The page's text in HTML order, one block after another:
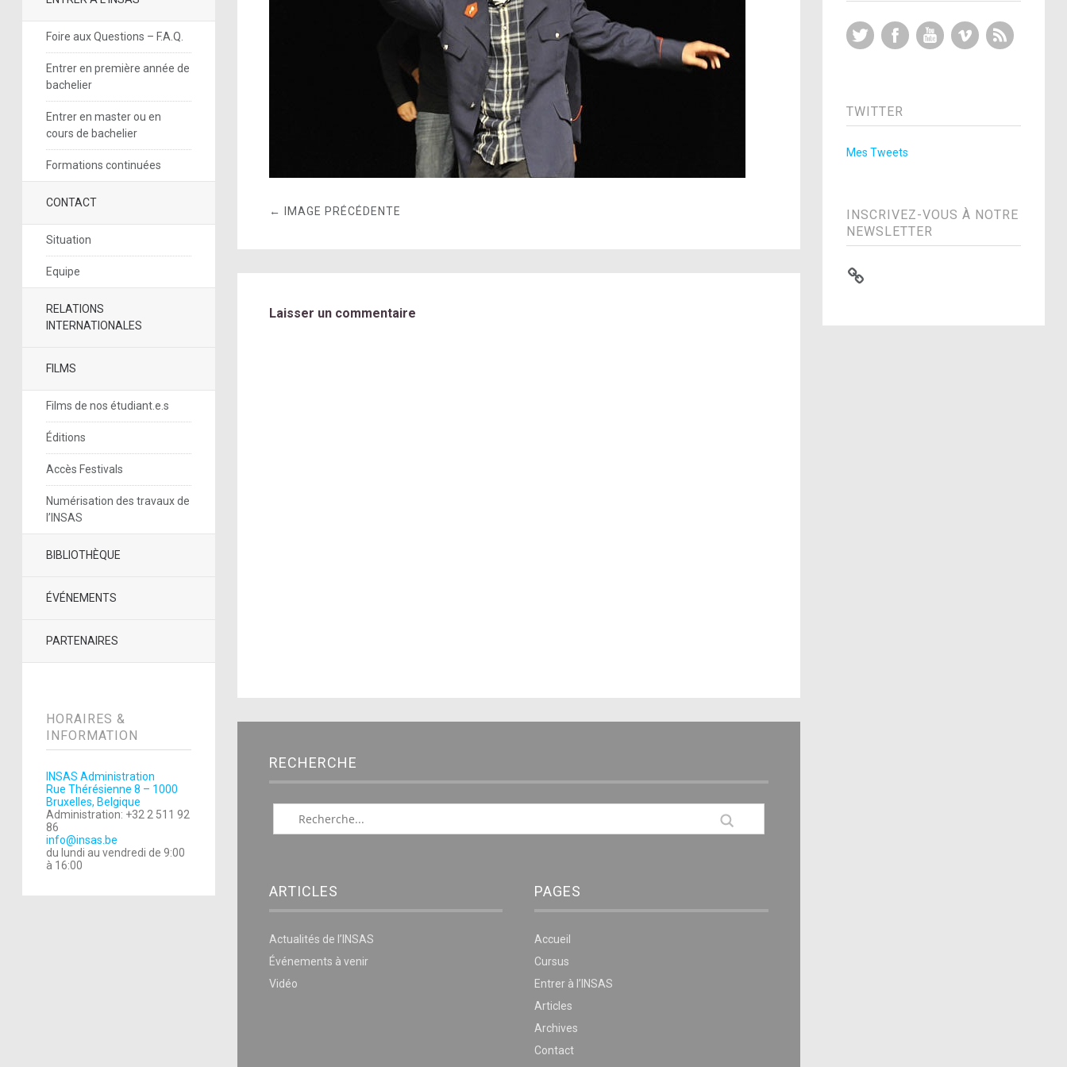
Foire aux Questions – F.A.Q.
Entrer en première année de
bachelier
Entrer en master ou en
cours de bachelier
Formations continuées
CONTACT
Situation
Equipe
RELATIONS
INTERNATIONALES
FILMS
Films de nos étudiant.e.s
Éditions
Accès Festivals
Numérisation des travaux de
l’INSAS
BIBLIOTHÈQUE
ÉVÉNEMENTS
PARTENAIRES
HORAIRES &
INFORMATION
INSAS Administration
Rue Thérésienne 8 – 1000
Bruxelles, Belgique
Administration: +32 2 511 92
86
info@insas.be
du lundi au vendredi de 9:00
à 16:00
← IMAGE PRÉCÉDENTE
Laisser un commentaire
RECHERCHE
ARTICLES
Actualités de l’INSAS
Événements à venir
Vidéo
PAGES
Accueil
Cursus
Entrer à l’INSAS
Articles
Archives
Contact
Twitter FacebookYouTubeVimeo
TWITTER
Mes Tweets
INSCRIVEZ-VOUS À NOTRE
NEWSLETTER